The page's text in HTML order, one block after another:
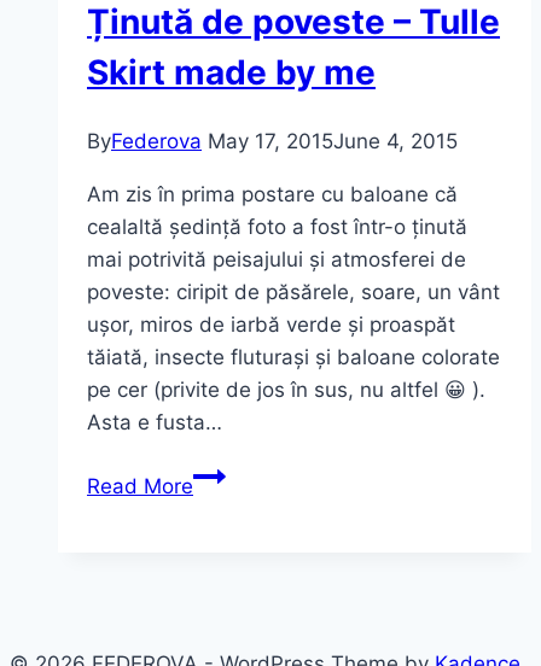
Ultimele
poze
cu
lung..
Ținută de poveste – Tulle
Skirt made by me
ByFederova May 17, 2015June 4, 2015
Am zis în prima postare cu baloane că
cealaltă ședință foto a fost într-o ținută
mai potrivită peisajului și atmosferei de
poveste: ciripit de păsărele, soare, un vânt
ușor, miros de iarbă verde și proaspăt
tăiată, insecte fluturași și baloane colorate
pe cer (privite de jos în sus, nu altfel 😀 ).
Asta e fusta…
Read MoreȚinută